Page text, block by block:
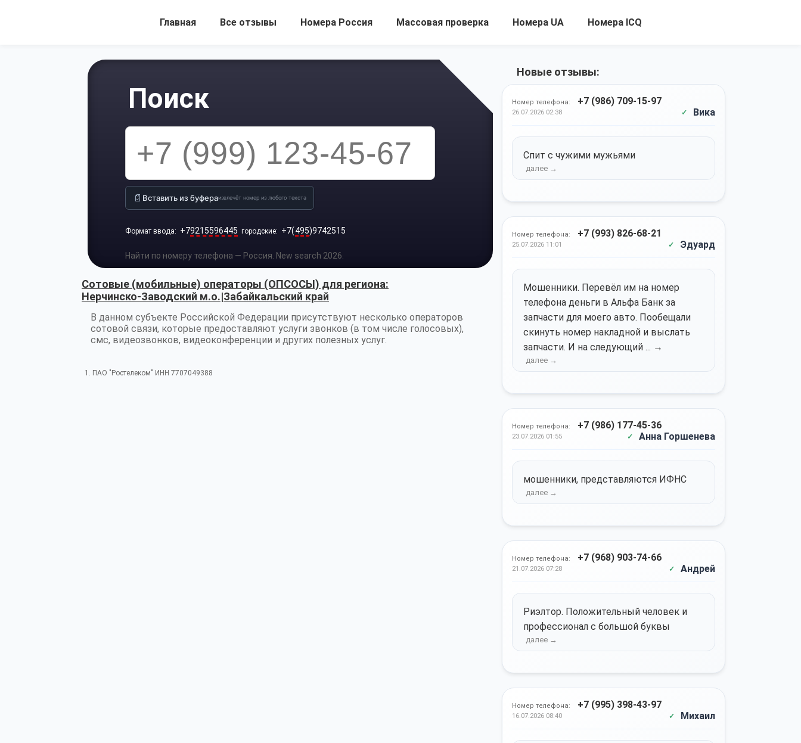
Главная Все отзывы Номера Россия Массовая проверка Номера UA Номера ICQ
Поиск
📄 Вставить из буфераизвлечёт номер из любого текста
Формат ввода: +79215596445 городские: +7(495)9742515
Найти по номеру телефона — Россия. New search 2026.
Сотовые (мобильные) операторы (ОПСОСЫ) для региона:
Нерчинско-Заводский м.о.|Забайкальский край
В данном субъекте Российской Федерации присутствуют несколько операторов
сотовой связи, которые предоставляют услуги звонков (в том числе голосовых),
смс, видеозвонков, видеоконференции и других полезных услуг.
1. ПАО "Ростелеком" ИНН 7707049388
Новые отзывы:
Номер телефона: +7 (986) 709-15-97
26.07.2026 02:38 Вика
Спит с чужими мужьями
Номер телефона: +7 (993) 826-68-21
25.07.2026 11:01 Эдуард
Мошенники. Перевёл им на номер
телефона деньги в Альфа Банк за
запчасти для моего авто. Пообещали
скинуть номер накладной и выслать
запчасти. И на следующий ... →
Номер телефона: +7 (986) 177-45-36
23.07.2026 01:55 Анна Горшенева
мошенники, представляются ИФНС
Номер телефона: +7 (968) 903-74-66
21.07.2026 07:28 Андрей
Риэлтор. Положительный человек и
профессионал с большой буквы
Номер телефона: +7 (995) 398-43-97
16.07.2026 08:40 Михаил